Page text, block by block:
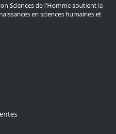
Sciences de l'Homme soutient la
en sciences humaines et